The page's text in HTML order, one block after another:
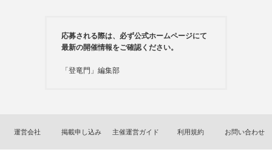
応募される際は、必ず公式ホームページにて
最新の開催情報をご確認ください。
「登竜門」編集部
運営会社 掲載申し込み 主催運営ガイド 利用規約 お問い合わせ